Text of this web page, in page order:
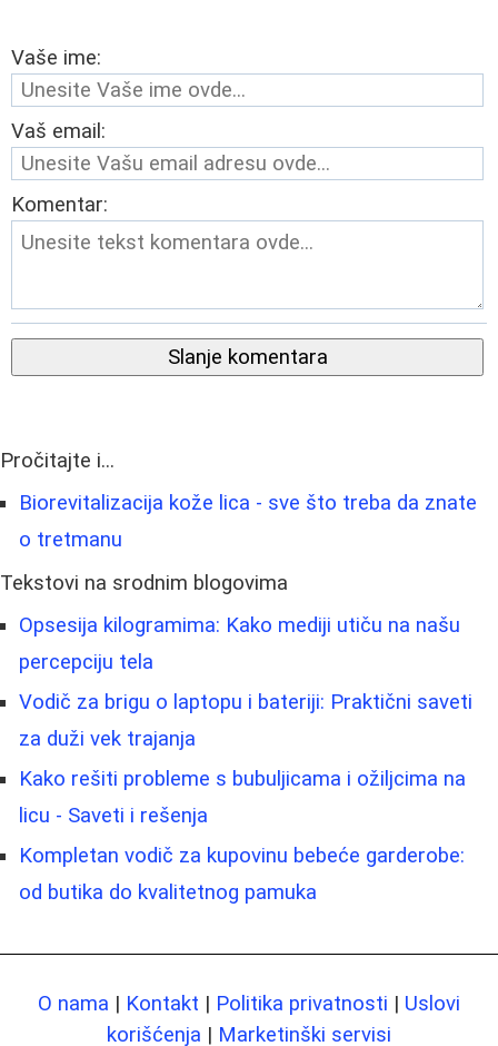
Vaše ime:
Vaš email:
Komentar:
Slanje komentara
Pročitajte i...
Biorevitalizacija kože lica - sve što treba da znate
o tretmanu
Tekstovi na srodnim blogovima
Opsesija kilogramima: Kako mediji utiču na našu
percepciju tela
Vodič za brigu o laptopu i bateriji: Praktični saveti
za duži vek trajanja
Kako rešiti probleme s bubuljicama i ožiljcima na
licu - Saveti i rešenja
Kompletan vodič za kupovinu bebeće garderobe:
od butika do kvalitetnog pamuka
O nama | Kontakt | Politika privatnosti | Uslovi
korišćenja | Marketinški servisi